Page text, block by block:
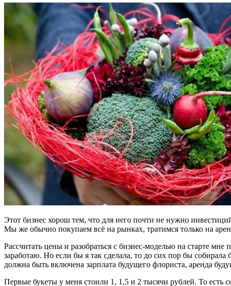
Этот бизнес хорош тем, что для него почти не нужно
Мы же обычно покупаем всё на рынках, тратимся только на
Рассчитать цены и разобраться с бизнес-моделью на старте
заработаю. Но если бы я так сделала, то до сих пор бы
должна быть включена зарплата будущего флориста, аренда
Первые букеты у меня стоили 1, 1,5 и 2 тысячи рублей. То есть